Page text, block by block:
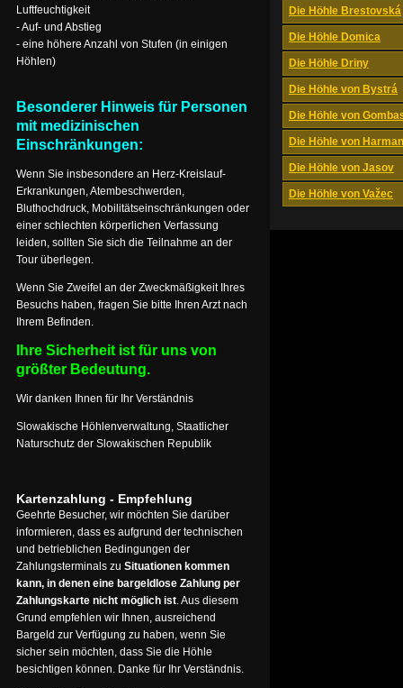
Die Höhle Brestovská
Die Höhle Domica
Die Höhle Driny
Die Höhle von Bystrá
Die Höhle von
Die Höhle von
Die Höhle von Jasov
Die Höhle von Važec
Luftfeuchtigkeit
- Auf- und Abstieg
- eine höhere Anzahl von Stufen (in einigen
Höhlen)
Besonderer Hinweis für Personen
mit medizinischen
Einschränkungen:
Wenn Sie insbesondere an Herz-Kreislauf-
Erkrankungen, Atembeschwerden,
Bluthochdruck, Mobilitätseinschränkungen oder
einer schlechten körperlichen Verfassung
leiden, sollten Sie sich die Teilnahme an der
Tour überlegen.
Wenn Sie Zweifel an der Zweckmäßigkeit Ihres
Besuchs haben, fragen Sie bitte Ihren Arzt nach
Ihrem Befinden.
Ihre Sicherheit ist für uns von
größter Bedeutung.
Wir danken Ihnen für Ihr Verständnis
Slowakische Höhlenverwaltung, Staatlicher
Naturschutz der Slowakischen Republik
Kartenzahlung - Empfehlung
Geehrte Besucher, wir möchten Sie darüber
informieren, dass es aufgrund der technischen
und betrieblichen Bedingungen der
Zahlungsterminals zu Situationen kommen
kann, in denen eine bargeldlose Zahlung per
Zahlungskarte nicht möglich ist. Aus diesem
Grund empfehlen wir Ihnen, ausreichend
Bargeld zur Verfügung zu haben, wenn Sie
sicher sein möchten, dass Sie die Höhle
besichtigen können. Danke für Ihr Verständnis.